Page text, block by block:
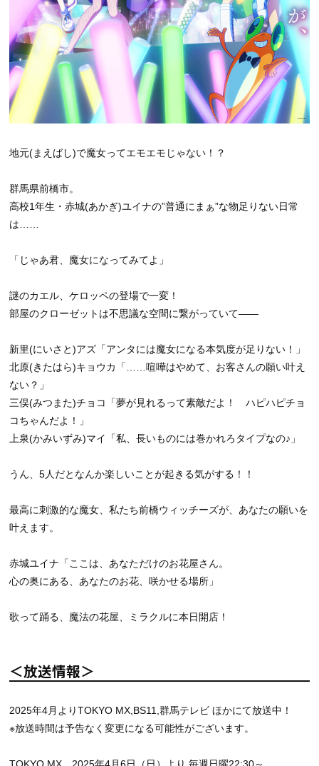
地元(まえばし)で魔女ってエモエモじゃない！？
群馬県前橋市。
高校1年生・赤城(あかぎ)ユイナの”普通にまぁ”な物足りない日常
は……
「じゃあ君、魔女になってみてよ」
謎のカエル、ケロッペの登場で一変！
部屋のクローゼットは不思議な空間に繋がっていて――
新里(にいさと)アズ「アンタには魔女になる本気度が足りない！」
北原(きたはら)キョウカ「……喧嘩はやめて、お客さんの願い叶え
ない？」
三俣(みつまた)チョコ「夢が見れるって素敵だよ！ ハピハピチョ
コちゃんだよ！」
上泉(かみいずみ)マイ「私、長いものには巻かれろタイプなの♪」
うん、5人だとなんか楽しいことが起きる気がする！！
最高に刺激的な魔女、私たち前橋ウィッチーズが、あなたの願いを
叶えます。
赤城ユイナ「ここは、あなただけのお花屋さん。
心の奥にある、あなたのお花、咲かせる場所」
歌って踊る、魔法の花屋、ミラクルに本日開店！
＜放送情報＞
2025年4月よりTOKYO MX,BS11,群馬テレビ ほかにて放送中！
※放送時間は予告なく変更になる可能性がございます。